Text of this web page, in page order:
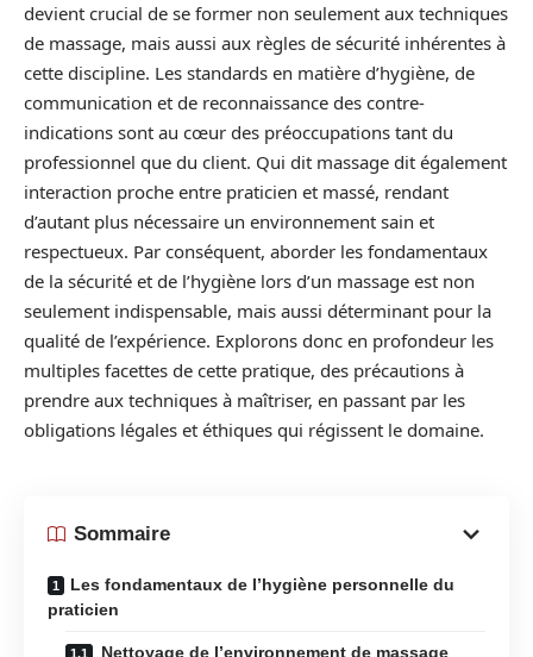
devient crucial de se former non seulement aux techniques
de massage, mais aussi aux règles de sécurité inhérentes à
cette discipline. Les standards en matière d’hygiène, de
communication et de reconnaissance des contre-
indications sont au cœur des préoccupations tant du
professionnel que du client. Qui dit massage dit également
interaction proche entre praticien et massé, rendant
d’autant plus nécessaire un environnement sain et
respectueux. Par conséquent, aborder les fondamentaux
de la sécurité et de l’hygiène lors d’un massage est non
seulement indispensable, mais aussi déterminant pour la
qualité de l’expérience. Explorons donc en profondeur les
multiples facettes de cette pratique, des précautions à
prendre aux techniques à maîtriser, en passant par les
obligations légales et éthiques qui régissent le domaine.
Sommaire
Les fondamentaux de l’hygiène personnelle du
praticien
Nettoyage de l’environnement de massage